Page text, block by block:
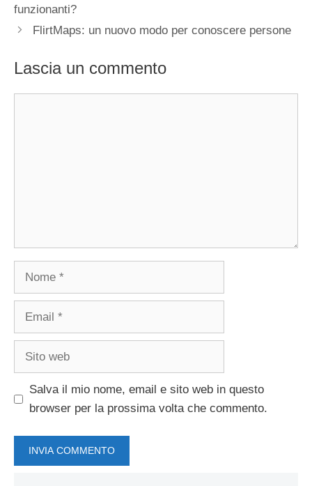
funzionanti?
FlirtMaps: un nuovo modo per conoscere persone
Lascia un commento
Nome
Email
Sito
Salva il mio nome, email e sito web in questo
browser per la prossima volta che commento.